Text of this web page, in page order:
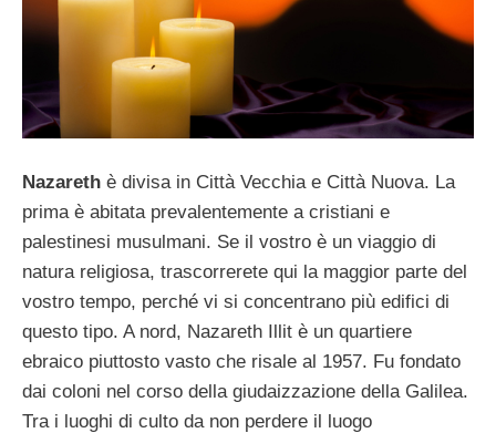
Nazareth è divisa in Città Vecchia e Città Nuova. La
prima è abitata prevalentemente a cristiani e
palestinesi musulmani. Se il vostro è un viaggio di
natura religiosa, trascorrerete qui la maggior parte del
vostro tempo, perché vi si concentrano più edifici di
questo tipo. A nord, Nazareth Illit è un quartiere
ebraico piuttosto vasto che risale al 1957. Fu fondato
dai coloni nel corso della giudaizzazione della Galilea.
Tra i luoghi di culto da non perdere il luogo